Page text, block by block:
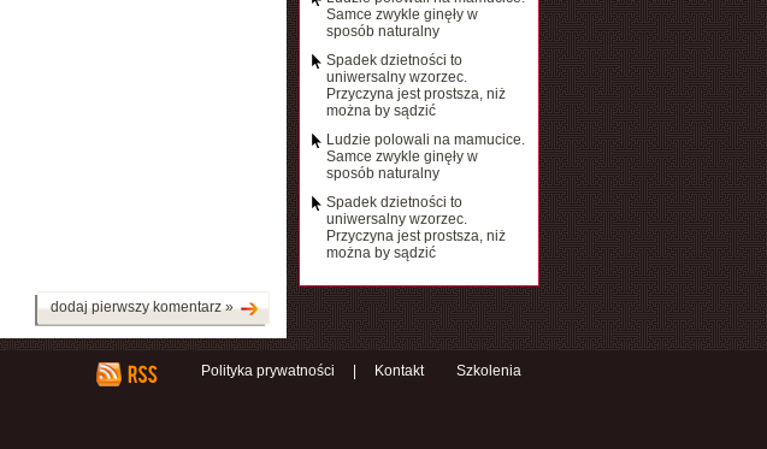
dodaj pierwszy komentarz »
Samce zwykle ginęły w
sposób naturalny
Spadek dzietności to
uniwersalny wzorzec.
Przyczyna jest prostsza, niż
można by sądzić
Ludzie polowali na mamucice.
Samce zwykle ginęły w
sposób naturalny
Spadek dzietności to
uniwersalny wzorzec.
Przyczyna jest prostsza, niż
można by sądzić
Polityka prywatności Kontakt Szkolenia